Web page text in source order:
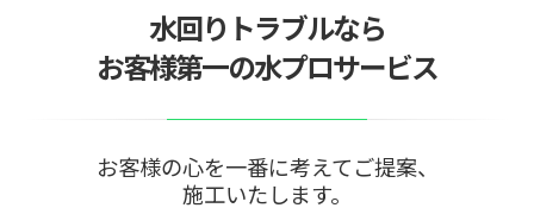
水回りトラブルなら
お客様第一の水プロサービス
お客様の心を一番に考えてご提案、
施工いたします。